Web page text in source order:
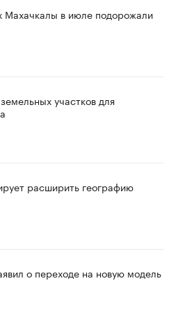
Махачкалы в июле подорожали
участков для
расширить географию
о переходе на новую модель